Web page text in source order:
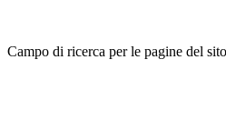
Campo di ricerca per le pagine del sito